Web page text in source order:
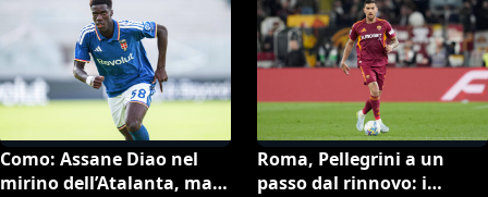
Como: Assane Diao nel
mirino dell’Atalanta, ma
Roma, Pellegrini a un
passo dal rinnovo: i